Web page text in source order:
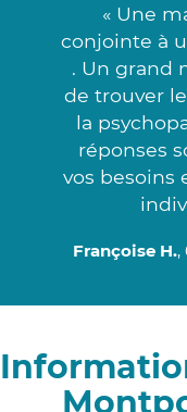
« Une
conjointe à
. Un grand
de trouver
la
réponses
vos besoins
Françoise H.,